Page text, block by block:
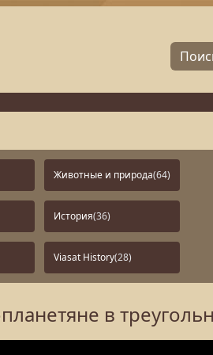
Животные и природа(64)
История(36)
Viasat History(28)
в